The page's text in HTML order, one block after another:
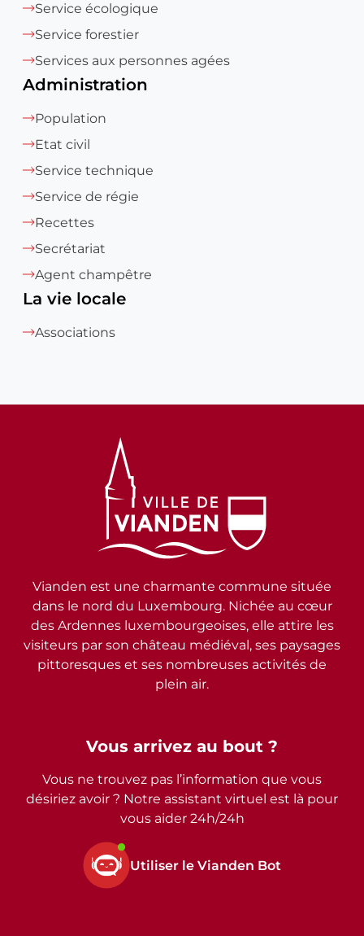
Service écologique
Service forestier
Services aux personnes agées
Administration
Population
Etat civil
Service technique
Service de régie
Recettes
Secrétariat
Agent champêtre
La vie locale
Associations
Vous arrivez au bout ?
Vous ne trouvez pas l’information que vous
désiriez avoir ? Notre assistant virtuel est là pour
vous aider 24h/24h
Utiliser le Vianden Bot
Vianden est une charmante commune située
dans le nord du Luxembourg. Nichée au cœur
des Ardennes luxembourgeoises, elle attire les
visiteurs par son château médiéval, ses paysages
pittoresques et ses nombreuses activités de
plein air.